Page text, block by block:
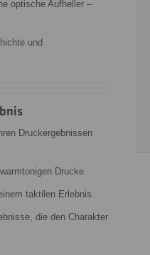
optische Aufheller –
und
Druckergebnissen
Drucke.
taktilen Erlebnis.
die den Charakter